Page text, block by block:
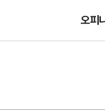
오피